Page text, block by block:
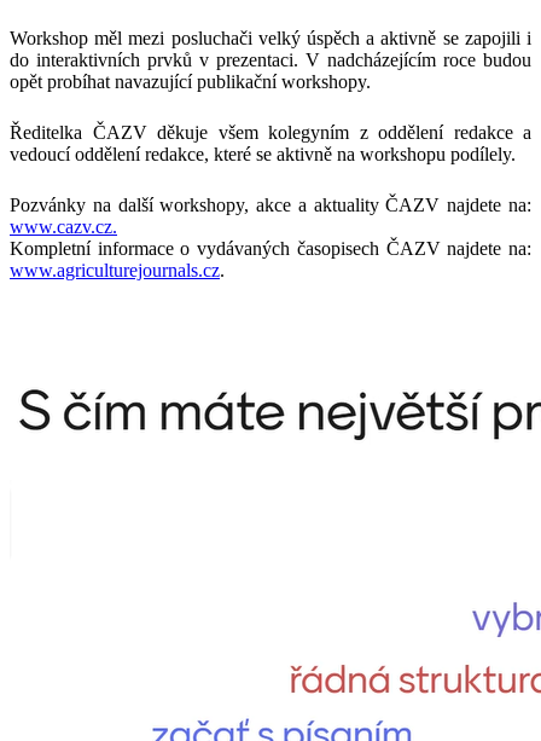
Workshop měl mezi posluchači velký úspěch a aktivně se zapojili i
do interaktivních prvků v prezentaci. V nadcházejícím roce budou
opět probíhat navazující publikační workshopy.
Ředitelka ČAZV děkuje všem kolegyním z oddělení redakce a
vedoucí oddělení redakce, které se aktivně na workshopu podílely.
Pozvánky na další workshopy, akce a aktuality ČAZV najdete na:
www.cazv.cz.
Kompletní informace o vydávaných časopisech ČAZV najdete na:
www.agriculturejournals.cz.